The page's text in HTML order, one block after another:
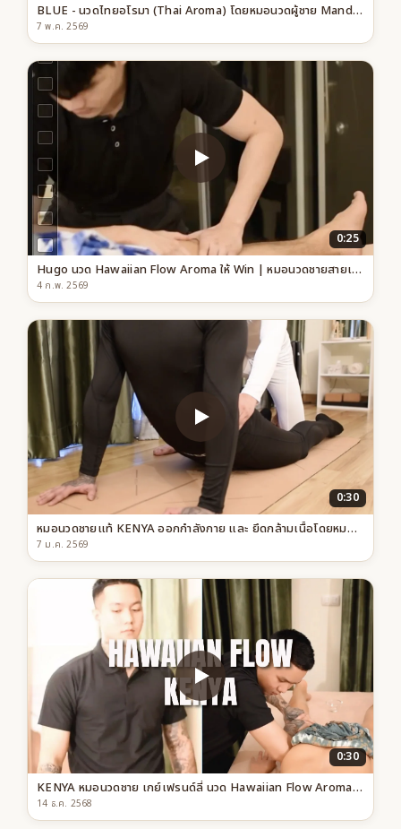
BLUE - นวดไทยอโรมา (Thai Aroma) โดยหมอนวดผู้ชาย Mandel Spa กรุงเทพฯ
7 พ.ค. 2569
0:25
Hugo นวด Hawaiian Flow Aroma ให้ Win | หมอนวดชายสายเกย์เฟรนด์ลี่ กรุงเทพ
4 ก.พ. 2569
0:30
หมอนวดชายแท้ KENYA ออกกำลังกาย และ ยึดกล้ามเนื้อโดยหมอนวดชาย WIN
7 ม.ค. 2569
0:30
KENYA หมอนวดชาย เกย์เฟรนด์ลี่ นวด Hawaiian Flow Aroma | สปา สุขุมวิท | Mandel Spa
14 ธ.ค. 2568